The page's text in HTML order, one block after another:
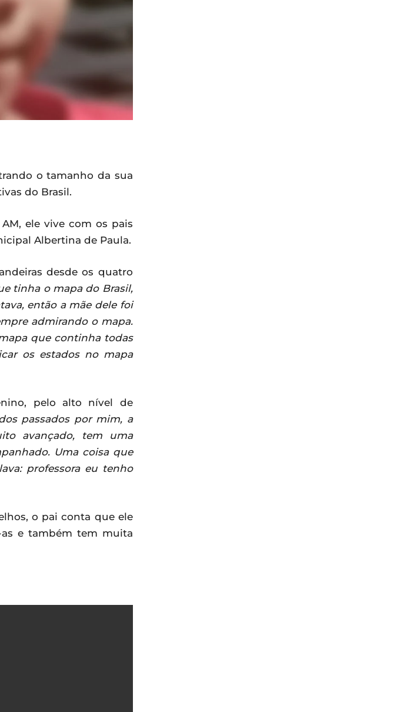
o tamanho da sua
do Brasil.
ele vive com os pais
Albertina de Paula.
desde os quatro
tinha o mapa do Brasil,
então a mãe dele foi
admirando o mapa.
que continha todas
os estados no mapa
pelo alto nível de
passados por mim, a
avançado, tem uma
Uma coisa que
professora eu tenho
o pai conta que ele
e também tem muita